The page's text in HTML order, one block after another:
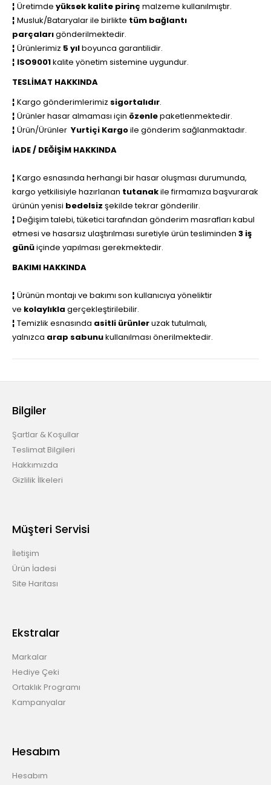
¦ Üretimde yüksek kalite pirinç malzeme kullanılmıştır.
¦ Musluk/Bataryalar ile birlikte tüm bağlantı
parçalarıgönderilmektedir.
¦ Ürünlerimiz 5 yılboyunca garantilidir.
¦ ISO9001kalite yönetim sistemine uygundur.
TESLİMAT HAKKINDA
¦ Kargo gönderimlerimiz sigortalıdır.
¦ Ürünler hasar almaması için özenlepaketlenmektedir.
¦ Ürün/Ürünler Yurtiçi Kargoile gönderim sağlanmaktadır.
İADE / DEĞİŞİM HAKKINDA
¦ Kargo esnasında herhangi bir hasar oluşması durumunda,
kargo yetkilisiyle hazırlanan tutanakile firmamıza başvurarak
ürünün yenisi bedelsiz şekilde tekrar gönderilir.
¦ Değişim talebi, tüketici tarafından gönderim masrafları kabul
etmesi ve hasarsız ulaştırılması suretiyle ürün tesliminden 3 iş
günüiçinde yapılması gerekmektedir.
BAKIMI HAKKINDA
¦ Ürünün montajı ve bakımı son kullanıcıya yöneliktir
ve kolaylıkla gerçekleştirilebilir.
¦ Temizlik esnasında asitli ürünleruzak tutulmalı,
yalnızca arap sabunukullanılması önerilmektedir.
Bilgiler
Şartlar & Koşullar
Teslimat Bilgileri
Hakkımızda
Gizlilik İlkeleri
Müşteri Servisi
İletişim
Ürün İadesi
Site Haritası
Ekstralar
Markalar
Hediye Çeki
Ortaklık Programı
Kampanyalar
Hesabım
Hesabım